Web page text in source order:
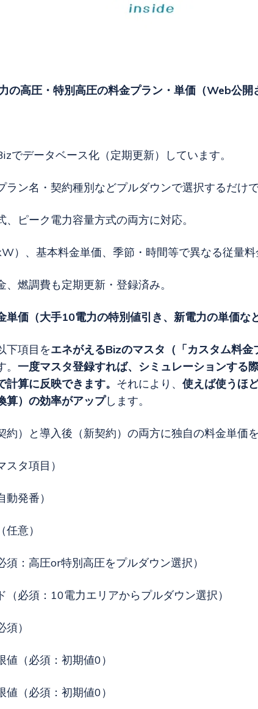
の高圧・特別高圧の料金プラン・単価（Web公開
でデータベース化（定期更新）しています。
ラン名・契約種別などプルダウンで選択するだけ
、ピーク電力容量方式の両方に対応。
）、基本料金単価、季節・時間等で異なる従量料
、燃調費も定期更新・登録済み。
単価（大手10電力の特別値引き、新電力の単価など
下項目をエネがえるBizのマスタ（「カスタム料金
一度マスタ登録すれば、シミュレーションする
算に反映できます。 それにより、 使えば使うほ
算）の効率がアップします。
約）と導入後（新契約）の両方に独自の料金単価
スタ項目）
動発番）
任意）
須：高圧or特別高圧をプルダウン選択）
（必須：10電力エリアからプルダウン選択）
）
値（必須：初期値0）
値（必須：初期値0）